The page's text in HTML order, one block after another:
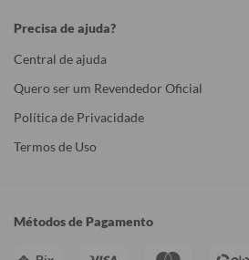
Precisa de ajuda?
Central de ajuda
Quero ser um Revendedor Oficial
Política de Privacidade
Termos de Uso
Métodos de Pagamento